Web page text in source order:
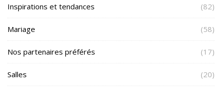
Inspirations et tendances (82)
Mariage (58)
Nos partenaires préférés (17)
Salles (20)